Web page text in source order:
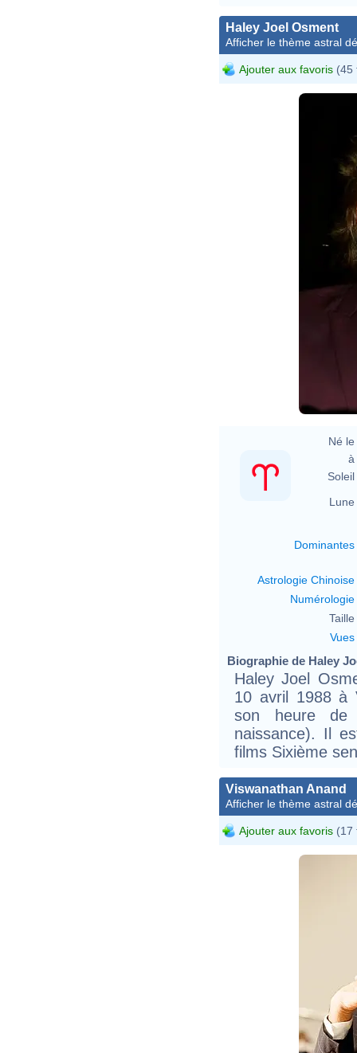
Haley Joel Osment
Afficher le thème astral
Ajouter aux favoris (45
Né le
à
Soleil
Lune
Dominantes
Astrologie Chinoise
Numérologie
Taille
Vues
Biographie de Haley
Haley Joel
10 avril 1988 à
son heure de
naissance). Il
films Sixième
Viswanathan Anand
Afficher le thème astral
Ajouter aux favoris (17